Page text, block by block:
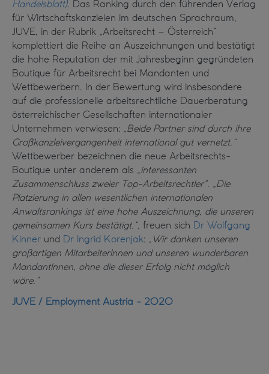
Handelsblatt). Das Ranking durch den führenden Verlag
für Wirtschaftskanzleien im deutschen Sprachraum,
JUVE, in der Rubrik „Arbeitsrecht – Österreich“
komplettiert die Reihe an Auszeichnungen und bestätigt
die hohe Reputation der mit Jahresbeginn gegründeten
Boutique für Arbeitsrecht bei Mandanten und
Wettbewerbern. In der Bewertung wird insbesondere
auf die professionelle arbeitsrechtliche Dauerberatung
österreichischer Gesellschaften internationaler
Unternehmen verwiesen:
„Beide Partner sind durch ihre
Großkanzleivergangenheit international gut vernetzt.“
Wettbewerber bezeichnen die neue Arbeitsrechts-
Boutique unter anderem als
„interessanten
Zusammenschluss zweier Top-Arbeitsrechtler".
„Die
Platzierung in allen wesentlichen internationalen
Anwaltsrankings ist eine hohe Auszeichnung, die unseren
gemeinsamen Kurs bestätigt.“, freuen sich
Dr Wolfgang
Kinner und Dr Ingrid Korenjak:
„Wir danken unseren
großartigen MitarbeiterInnen und unseren wunderbaren
MandantInnen, ohne die dieser Erfolg nicht möglich
wäre.“
JUVE / Employment Austria - 2020